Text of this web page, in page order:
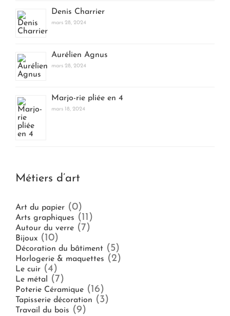
Denis Charrier
mars 28, 2024
Aurélien Agnus
mars 28, 2024
Marjo-rie pliée en 4
mars 18, 2024
Métiers d’art
Art du papier (0)
Arts graphiques (11)
Autour du verre (7)
Bijoux (10)
Décoration du bâtiment (5)
Horlogerie & maquettes (2)
Le cuir (4)
Le métal (7)
Poterie Céramique (16)
Tapisserie décoration (3)
Travail du bois (9)